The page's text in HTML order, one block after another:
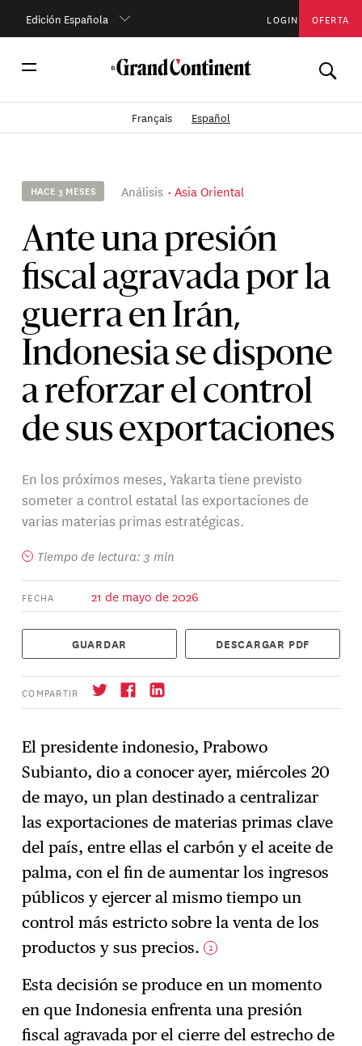
Edición Española LOGIN OFERTA
Français Español
HACE 3 MESES Análisis Asia Oriental
Ante una presión
fiscal agravada por la
guerra en Irán,
Indonesia se dispone
a reforzar el control
de sus exportaciones
En los próximos meses, Yakarta tiene previsto
someter a control estatal las exportaciones de
varias materias primas estratégicas.
Tiempo de lectura: 3 min
FECHA 21 de mayo de 2026
GUARDAR DESCARGAR PDF
COMPARTIR
→ Suscríbase
El presidente indonesio, Prabowo
Subianto, dio a conocer ayer, miércoles 20
de mayo, un plan destinado a centralizar
las exportaciones de materias primas clave
del país, entre ellas el carbón y el aceite de
palma, con el fin de aumentar los ingresos
públicos y ejercer al mismo tiempo un
control más estricto sobre la venta de los
productos y sus precios. 1
Esta decisión se produce en un momento
en que Indonesia enfrenta una presión
fiscal agravada por el cierre del estrecho de